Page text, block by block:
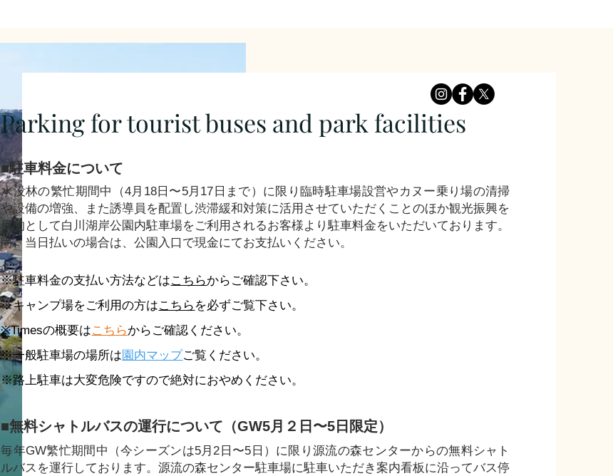
Parking for tourist buses and park facilities
■駐車料金について
水没林の繁忙期間中（4月18日〜5月17日まで）に限り臨時駐車場設営やカヌー乗り場の清掃
や設備の増強、また誘導員を配置し渋滞緩和対策に活用させていただくことのほか観光振興を
目的として白川湖岸公園内駐車場をご利用されるお客様より駐車料金をいただいております。
尚、当日払いの場合は、公園入口で現金にてお支払いください。
※駐車料金の支払い方法などはこちらからご確認下さい。
​※キャンプ場をご利用の方はこちら を必ずご覧下さい。
※Timesの概要はこちらからご確認ください。
※一般駐車場の場所は園内マップご覧ください。
※路上駐車は大変危険ですので絶対におやめください。
■無料シャトルバスの運行について（GW5月２日〜5日限定）
毎年GW繁忙期間中（今シーズンは5月2日〜5日）に限り源流の森センターからの無料シャト
ルバスを運行しております。源流の森センター駐車場に駐車いただき案内看板に沿ってバス停